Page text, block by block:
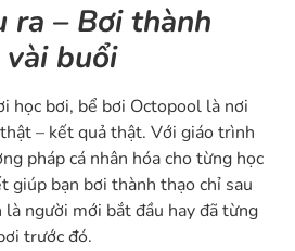
ra – Bơi thành
buổi
học bơi, bể bơi Octopool là nơi
– kết quả thật. Với giáo trình
pháp cá nhân hóa cho từng học
giúp bạn bơi thành thạo chỉ sau
người mới bắt đầu hay đã từng
trước đó.